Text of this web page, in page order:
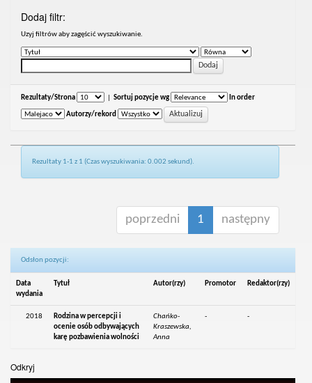
Dodaj filtr:
Uzyj filtrów aby zagęścić wyszukiwanie.
Rezultaty/Strona Sortuj pozycje wg In order
Autorzy/rekord
Rezultaty 1-1 z 1 (Czas wyszukiwania: 0.002 sekund).
poprzedni 1 następny
Odsłon pozycji:
Data
wydania
Tytuł Autor(rzy) Promotor Redaktor(rzy)
2018
Rodzina w percepcji i
ocenie osób odbywających
karę pozbawienia wolności
Chańko-
Kraszewska,
Anna
- -
Odkryj